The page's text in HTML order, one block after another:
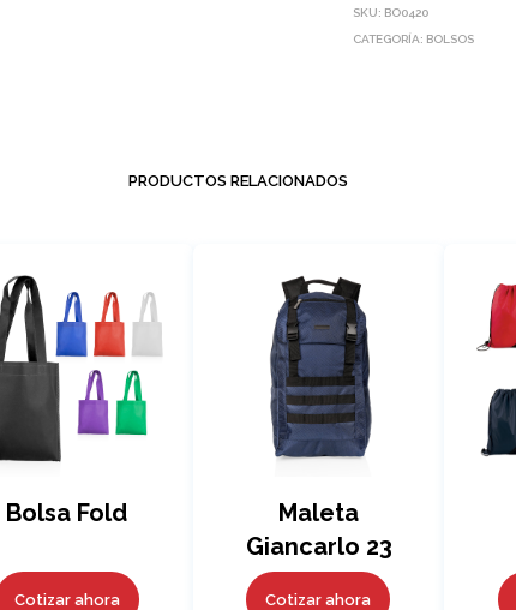
SKU: BO0420
CATEGORÍA: BOLSOS
PRODUCTOS RELACIONADOS
Bolsa Fold
Cotizar ahora
Maleta
Giancarlo 23
Lts.
Cotizar ahora